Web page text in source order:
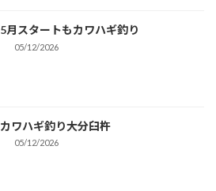
5月スタートもカワハギ釣り
05/12/2026
カワハギ釣り大分臼杵
05/12/2026